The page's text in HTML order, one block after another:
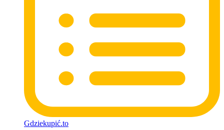
Gdziekupić.to